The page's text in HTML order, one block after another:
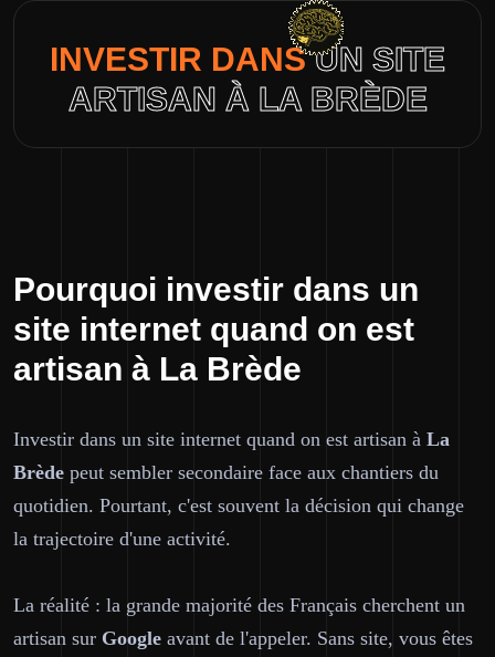
INVESTIR DANSUN SITE
ARTISAN À LA BRÈDE
Pourquoi investir dans un
site internet quand on est
artisan à La Brède
Investir dans un site internet quand on est artisan à La
Brède peut sembler secondaire face aux chantiers du
quotidien. Pourtant, c'est souvent la décision qui change
la trajectoire d'une activité.
La réalité : la grande majorité des Français cherchent un
artisan sur Google avant de l'appeler. Sans site, vous êtes